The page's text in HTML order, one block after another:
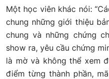
Một học viên khác nói:
chung những giới thiệu
chung và những chứng
show ra, yêu cầu chứng
là mờ và không thể xem
điểm từng thành phần,